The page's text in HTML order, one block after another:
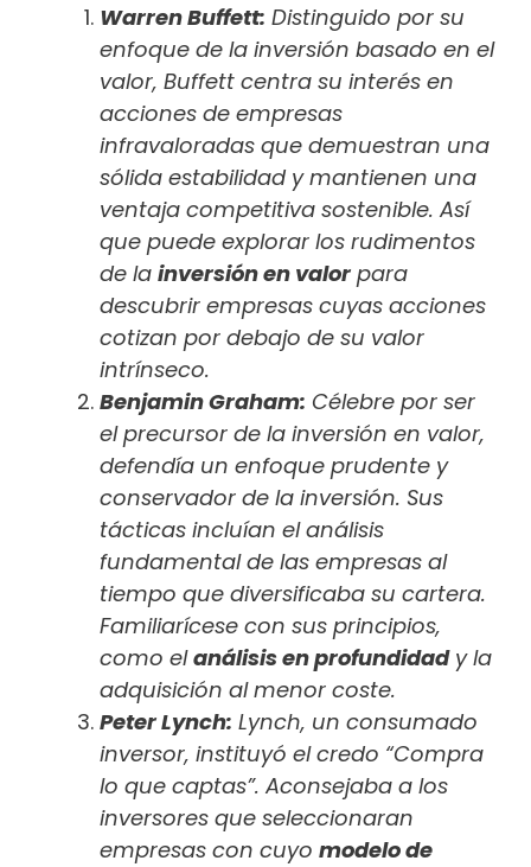
Warren Buffett: Distinguido por su
enfoque de la inversión basado en el
valor, Buffett centra su interés en
acciones de empresas
infravaloradas que demuestran una
sólida estabilidad y mantienen una
ventaja competitiva sostenible. Así
que puede explorar los rudimentos
de la inversión en valor para
descubrir empresas cuyas acciones
cotizan por debajo de su valor
intrínseco.
Benjamin Graham: Célebre por ser
el precursor de la inversión en valor,
defendía un enfoque prudente y
conservador de la inversión. Sus
tácticas incluían el análisis
fundamental de las empresas al
tiempo que diversificaba su cartera.
Familiarícese con sus principios,
como elanálisis en profundidady la
adquisición al menor coste.
Peter Lynch: Lynch, un consumado
inversor, instituyó el credo “Compra
lo que captas”. Aconsejaba a los
inversores que seleccionaran
empresas con cuyo modelo de